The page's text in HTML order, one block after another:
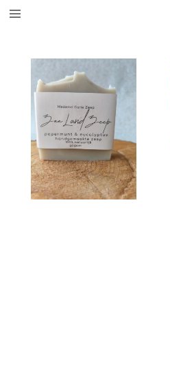
Ga
hoofdinhoud